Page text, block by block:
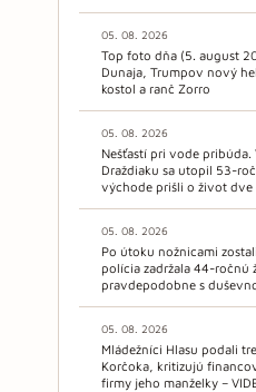
05. 08. 2026
Top foto dňa (5. august
Dunaja, Trumpov nový
kostol a ranč Zorro
05. 08. 2026
Nešťastí pri vode pribúda.
Draždiaku sa utopil 53-
východe prišli o život dve
05. 08. 2026
Po útoku nožnicami
polícia zadržala 44-ročnú
pravdepodobne s
05. 08. 2026
Mládežníci Hlasu podali
Korčoka, kritizujú
firmy jeho manželky –